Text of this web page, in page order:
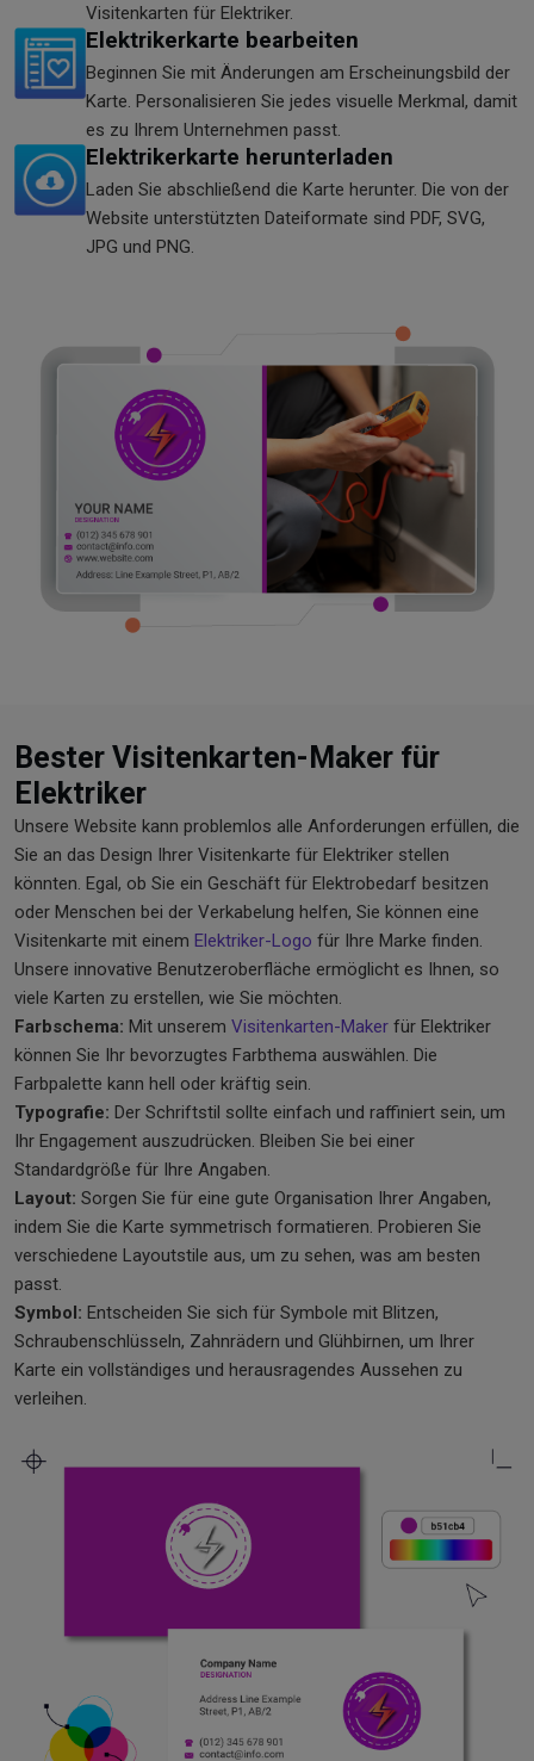
Visitenkarten für Elektriker.
Elektrikerkarte bearbeiten
Beginnen Sie mit Änderungen am Erscheinungsbild der
Karte. Personalisieren Sie jedes visuelle Merkmal, damit
es zu Ihrem Unternehmen passt.
Elektrikerkarte herunterladen
Laden Sie abschließend die Karte herunter. Die von der
Website unterstützten Dateiformate sind PDF, SVG,
JPG und PNG.
Bester Visitenkarten-Maker für
Elektriker
Unsere Website kann problemlos alle Anforderungen erfüllen, die
Sie an das Design Ihrer Visitenkarte für Elektriker stellen
könnten. Egal, ob Sie ein Geschäft für Elektrobedarf besitzen
oder Menschen bei der Verkabelung helfen, Sie können eine
Visitenkarte mit einem Elektriker-Logo für Ihre Marke finden.
Unsere innovative Benutzeroberfläche ermöglicht es Ihnen, so
viele Karten zu erstellen, wie Sie möchten.
Farbschema: Mit unserem Visitenkarten-Maker für Elektriker
können Sie Ihr bevorzugtes Farbthema auswählen. Die
Farbpalette kann hell oder kräftig sein.
Typografie: Der Schriftstil sollte einfach und raffiniert sein, um
Ihr Engagement auszudrücken. Bleiben Sie bei einer
Standardgröße für Ihre Angaben.
Layout: Sorgen Sie für eine gute Organisation Ihrer Angaben,
indem Sie die Karte symmetrisch formatieren. Probieren Sie
verschiedene Layoutstile aus, um zu sehen, was am besten
passt.
Symbol: Entscheiden Sie sich für Symbole mit Blitzen,
Schraubenschlüsseln, Zahnrädern und Glühbirnen, um Ihrer
Karte ein vollständiges und herausragendes Aussehen zu
verleihen.